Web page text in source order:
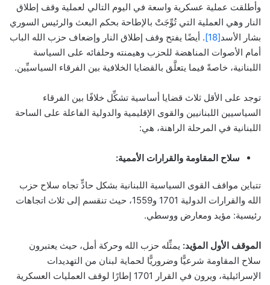
وأطلقت عملية عسكرية واسعة في اليوم التالي لعملية وقف إطلاق
النار وهي العملية التي تُوِّجَتْ بالإطاحة بحكم البعث والرئيس السوري
بشار الأسد[18]
. أيضًا يفتح وقف إطلاق النار وإضعاف حزب الله الباب
أمام الأصوات المناهضة للحزب وهيمنته وحلفائه على السياسة
اللبنانية، خاصةً فيما يتعلَّق بالقضايا الخلافية بين الفرقاء السياسيِّين.
توجد على الأقل ثلاث قضايا أساسية تشكِّل خلافًا بين الفرقاء
السياسيين اللبنانيين والقوى الإقليمية والدولية الفاعلة على الساحة
اللبنانية في المرحلة الراهنة، هي:
سلاح المقاومة والقرارات الأممية:
تتباين مواقف القوى السياسية اللبنانية بشكل حادٍّ تجاه سلاح حزب
الله والقرارات الدولية 1701 و1559، حيث تنقسم إلى ثلاث اتجاهات
رئيسية: مؤيد ومعارض ووسطي.
الموقف الأول المؤيد: يمثِّله حزب الله وحركة أمل، حيث يعتبرون
سلاح المقاومة شرعيًّا وضروريًّا لحماية لبنان من التهديدات
الإسرائيلية، ويرون في القرار 1701 إطارًا لوقف العمليات العسكرية